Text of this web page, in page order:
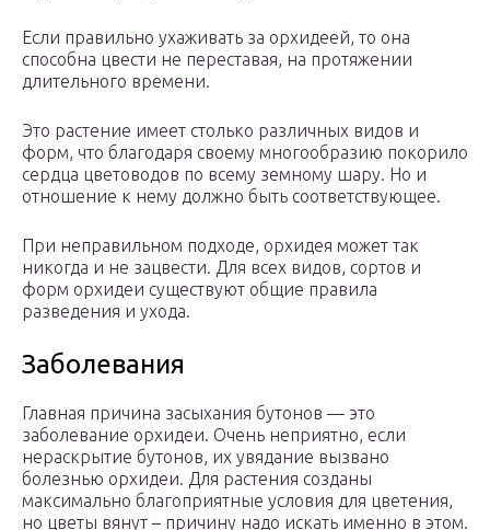
Если правильно ухаживать за орхидеей, то она
способна цвести не переставая, на протяжении
длительного времени.
Это растение имеет столько различных видов и
форм, что благодаря своему многообразию покорило
сердца цветоводов по всему земному шару. Но и
отношение к нему должно быть соответствующее.
При неправильном подходе, орхидея может так
никогда и не зацвести. Для всех видов, сортов и
форм орхидеи существуют общие правила
разведения и ухода.
Заболевания
Главная причина засыхания бутонов — это
заболевание орхидеи. Очень неприятно, если
нераскрытие бутонов, их увядание вызвано
болезнью орхидеи. Для растения созданы
максимально благоприятные условия для цветения,
но цветы вянут – причину надо искать именно в этом.